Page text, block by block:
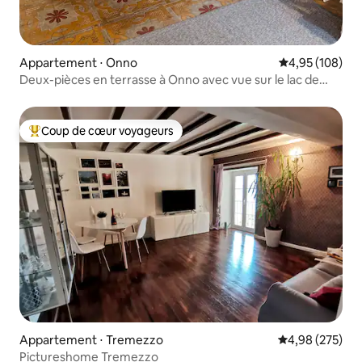
Appartement ⋅ Onno Évaluation
4,95 (108)
Deux-pièces en terrasse à Onno avec vue sur le lac de
Coups de cœur voyageurs les plus appréciés
Coup de cœur voyageurs
Appartement ⋅ Tremezzo Évaluation
4,98 (275)
Pictureshome Tremezzo